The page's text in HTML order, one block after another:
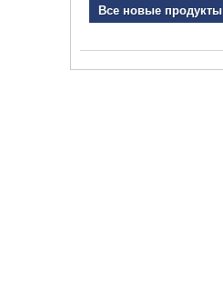
Все новые продукты